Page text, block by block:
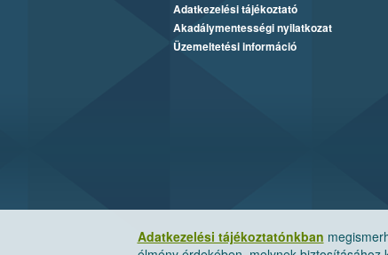
Adatkezelési tájékoztatónkban
Adatkezelési tájékoztató
Akadálymentességi nyilatkozat
Üzemeltetési információ